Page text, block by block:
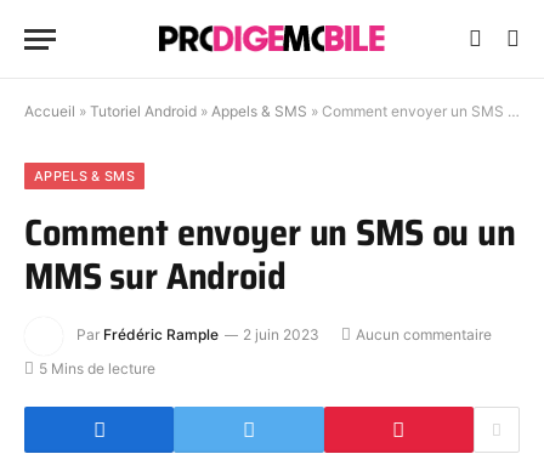
Accueil » Tutoriel Android » Appels & SMS » Comment envoyer un SMS ou un MMS sur Android
APPELS & SMS
Comment envoyer un SMS ou un
MMS sur Android
Par Frédéric Rample 2 juin 2023
Aucun commentaire
5 Mins de lecture